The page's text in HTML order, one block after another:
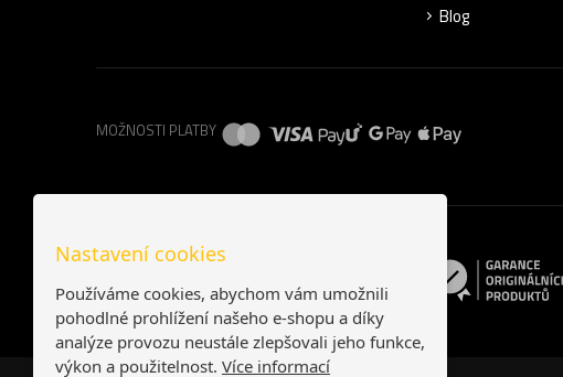
Blog
MOŽNOSTI PLATBY
Nastavení cookies
Používáme cookies, abychom vám umožnili
pohodlné prohlížení našeho e-shopu a díky
analýze provozu neustále zlepšovali jeho funkce,
výkon a použitelnost. Více informací